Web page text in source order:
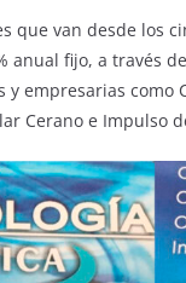
que van desde los
anual fijo, a través
y empresarias
Cerano e Impulso